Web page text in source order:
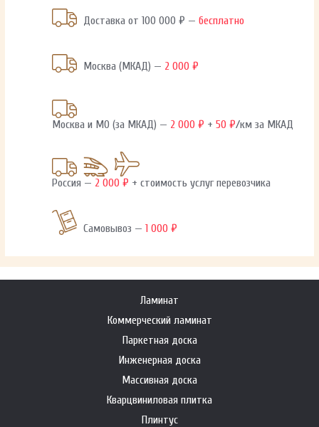
Доставка от 100 000 ₽ —бесплатно
Москва (МКАД) — 2 000 ₽
Москва и МО (за МКАД) — 2 000 ₽ +50 ₽/км за МКАД
Россия — 2 000 ₽ + стоимость услуг перевозчика
Самовывоз —1 000 ₽
Ламинат
Коммерческий ламинат
Паркетная доска
Инженерная доска
Массивная доска
Кварцвиниловая плитка
Плинтус